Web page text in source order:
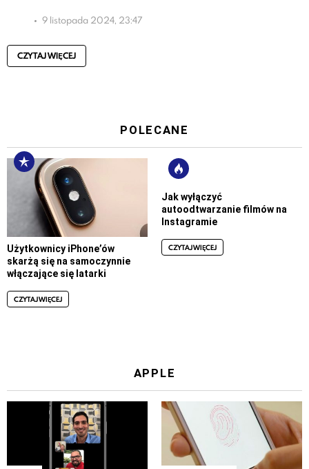
9 listopada 2024, 23:47
CZYTAJ WIĘCEJ
POLECANE
Użytkownicy iPhone’ów
skarżą się na samoczynnie
włączające się latarki
CZYTAJ WIĘCEJ
Jak wyłączyć
autoodtwarzanie filmów na
Instagramie
CZYTAJ WIĘCEJ
APPLE